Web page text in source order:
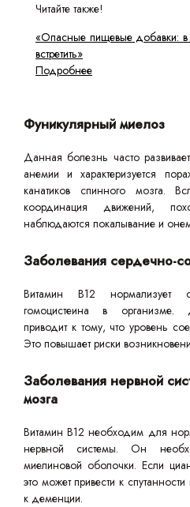
Читайте также!
«Опасные пищевые добавки: в
встретить»
Подробнее
Фуникулярный миелоз
Данная болезнь часто
анемии и характеризуется
канатиков спинного мозга.
координация движений,
наблюдаются покалывание и
Заболевания сердечно-
Витамин B12 нормализует
гомоцистеина в организме.
приводит к тому, что уровень
Это повышает риски
Заболевания нервной
мозга
Витамин B12 необходим для
нервной системы. Он
миелиновой оболочки. Если
это может привести к
к деменции.